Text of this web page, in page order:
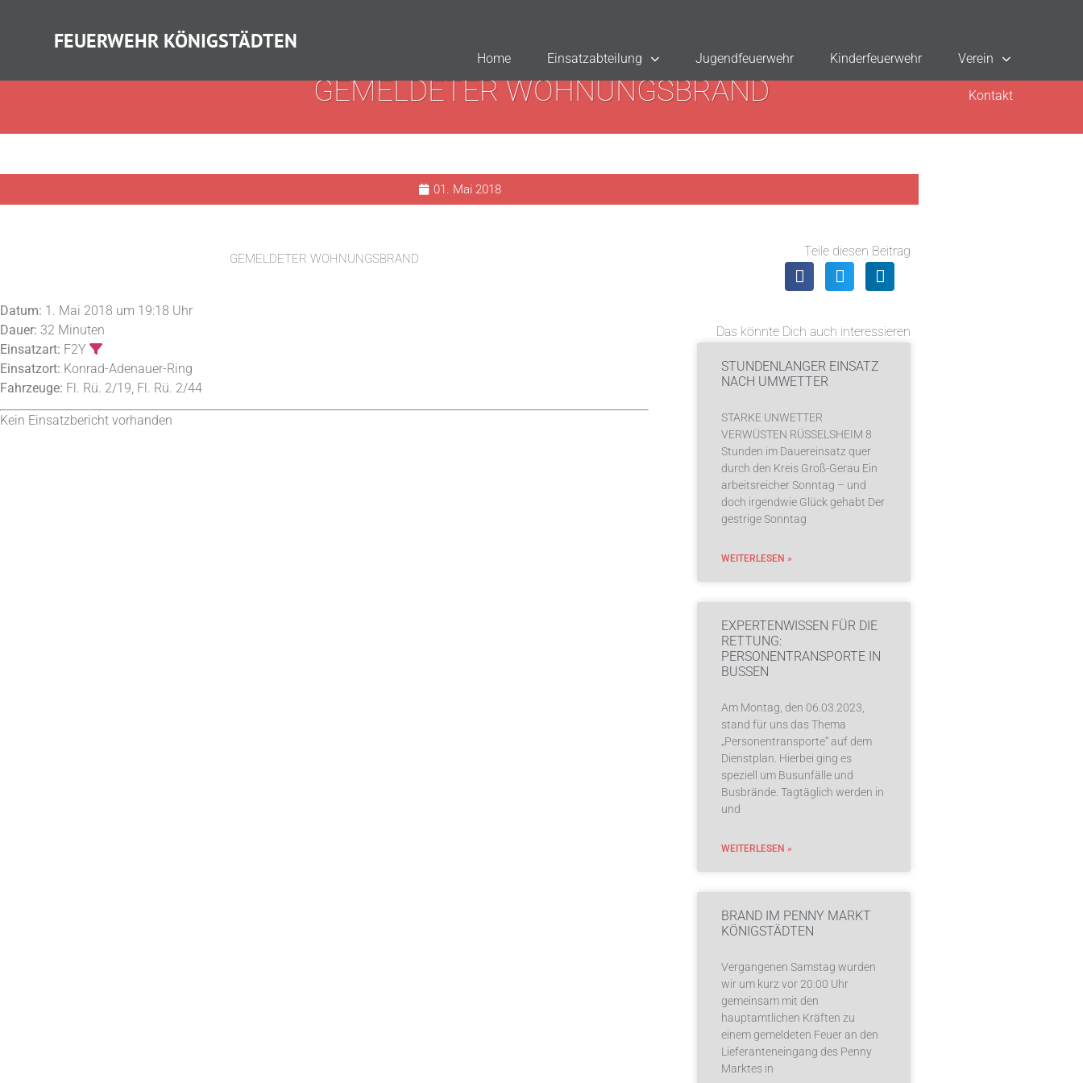
FEUERWEHR KÖNIGSTÄDTEN
Home Einsatzabteilung Jugendfeuerwehr Kinderfeuerwehr Verein
Kontakt
GEMELDETER WOHNUNGSBRAND
01. Mai 2018
GEMELDETER WOHNUNGSBRAND
Datum: 1. Mai 2018 um 19:18 Uhr
Dauer: 32 Minuten
Einsatzart: F2Y
Einsatzort: Konrad-Adenauer-Ring
Fahrzeuge: Fl. Rü. 2/19, Fl. Rü. 2/44
Kein Einsatzbericht vorhanden
Teile diesen Beitrag
Das könnte Dich auch interessieren
STUNDENLANGER EINSATZ
NACH UMWETTER
STARKE UNWETTER
VERWÜSTEN RÜSSELSHEIM 8
Stunden im Dauereinsatz quer
durch den Kreis Groß-Gerau Ein
arbeitsreicher Sonntag – und
doch irgendwie Glück gehabt Der
gestrige Sonntag
WEITERLESEN »
EXPERTENWISSEN FÜR DIE
RETTUNG:
PERSONENTRANSPORTE IN
BUSSEN
Am Montag, den 06.03.2023,
stand für uns das Thema
„Personentransporte“ auf dem
Dienstplan. Hierbei ging es
speziell um Busunfälle und
Busbrände. Tagtäglich werden in
und
WEITERLESEN »
BRAND IM PENNY MARKT
KÖNIGSTÄDTEN
Vergangenen Samstag wurden
wir um kurz vor 20:00 Uhr
gemeinsam mit den
hauptamtlichen Kräften zu
einem gemeldeten Feuer an den
Lieferanteneingang des Penny
Marktes in